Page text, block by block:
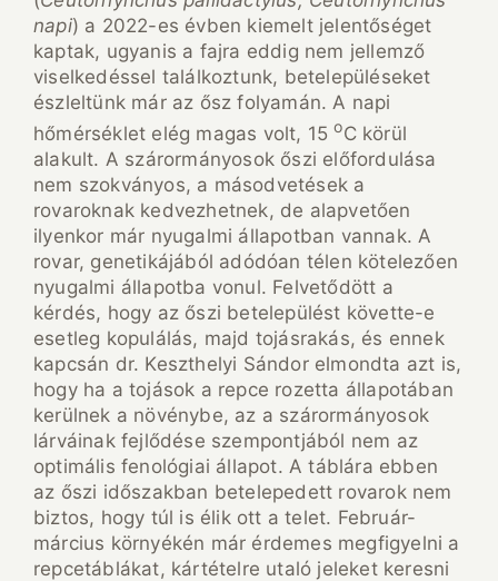
napi) a 2022-es évben kiemelt jelentőséget
kaptak, ugyanis a fajra eddig nem jellemző
viselkedéssel találkoztunk, betelepüléseket
észleltünk már az ősz folyamán. A napi
hőmérséklet elég magas volt, 15oC körül
alakult. A szárormányosok őszi előfordulása
nem szokványos, a másodvetések a
rovaroknak kedvezhetnek, de alapvetően
ilyenkor már nyugalmi állapotban vannak. A
rovar, genetikájából adódóan télen kötelezően
nyugalmi állapotba vonul. Felvetődött a
kérdés, hogy az őszi betelepülést követte-e
esetleg kopulálás, majd tojásrakás, és ennek
kapcsán dr. Keszthelyi Sándor elmondta azt is,
hogy ha a tojások a repce rozetta állapotában
kerülnek a növénybe, az a szárormányosok
lárváinak fejlődése szempontjából nem az
optimális fenológiai állapot. A táblára ebben
az őszi időszakban betelepedett rovarok nem
biztos, hogy túl is élik ott a telet. Február-
március környékén már érdemes megfigyelni a
repcetáblákat, kártételre utaló jeleket keresni